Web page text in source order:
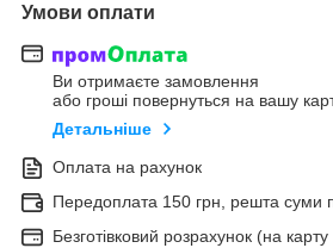
Умови оплати
Ви отримаєте замовлення
або гроші повернуться на вашу
Детальніше
Оплата на рахунок
Передоплата 150 грн, решта суми
Безготівковий розрахунок (на